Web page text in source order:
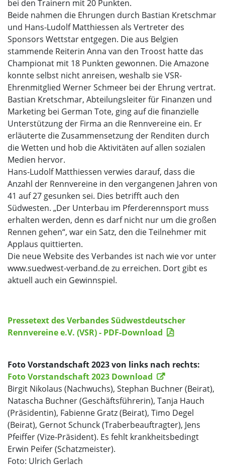
bei den Trainern mit 20 Punkten.
Beide nahmen die Ehrungen durch Bastian Kretschmar
und Hans-Ludolf Matthiessen als Vertreter des
Sponsors Wettstar entgegen. Die aus Belgien
stammende Reiterin Anna van den Troost hatte das
Championat mit 18 Punkten gewonnen. Die Amazone
konnte selbst nicht anreisen, weshalb sie VSR-
Ehrenmitglied Werner Schmeer bei der Ehrung vertrat.
Bastian Kretschmar, Abteilungsleiter für Finanzen und
Marketing bei German Tote, ging auf die finanzielle
Unterstützung der Firma an die Rennvereine ein. Er
erläuterte die Zusammensetzung der Renditen durch
die Wetten und hob die Aktivitäten auf allen sozialen
Medien hervor.
Hans-Ludolf Matthiessen verwies darauf, dass die
Anzahl der Rennvereine in den vergangenen Jahren von
41 auf 27 gesunken sei. Dies betrifft auch den
Südwesten. „Der Unterbau im Pferderennsport muss
erhalten werden, denn es darf nicht nur um die großen
Rennen gehen“, war ein Satz, den die Teilnehmer mit
Applaus quittierten.
Die neue Website des Verbandes ist nach wie vor unter
www.suedwest-verband.de zu erreichen. Dort gibt es
aktuell auch ein Gewinnspiel.
Pressetext des Verbandes Südwestdeutscher
Rennvereine e.V. (VSR) - PDF-Download
Foto Vorstandschaft 2023 von links nach rechts:
Foto Vorstandschaft 2023 Download
Birgit Nikolaus (Nachwuchs), Stephan Buchner (Beirat),
Natascha Buchner (Geschäftsführerin), Tanja Hauch
(Präsidentin), Fabienne Gratz (Beirat), Timo Degel
(Beirat), Gernot Schunck (Traberbeauftragter), Jens
Pfeiffer (Vize-Präsident). Es fehlt krankheitsbedingt
Erwin Peifer (Schatzmeister).
Foto: Ulrich Gerlach